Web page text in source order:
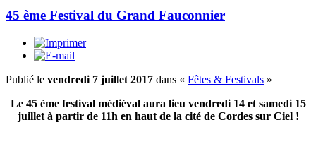
45 ème Festival du Grand Fauconnier
Publié le vendredi 7 juillet 2017 dans « Fêtes & Festivals »
Le 45 ème festival médiéval aura lieu vendredi 14 et samedi 15
juillet à partir de 11h en haut de la cité de Cordes sur Ciel !